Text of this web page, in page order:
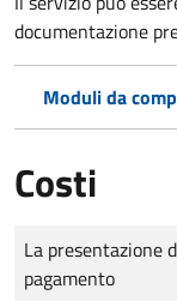
documentazione
Moduli da
Costi
Tipo di pagamento
Importo
La presentazione
pagamento